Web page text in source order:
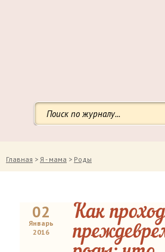
Главная > Я - мама > Роды
02
Январь
2016
Как